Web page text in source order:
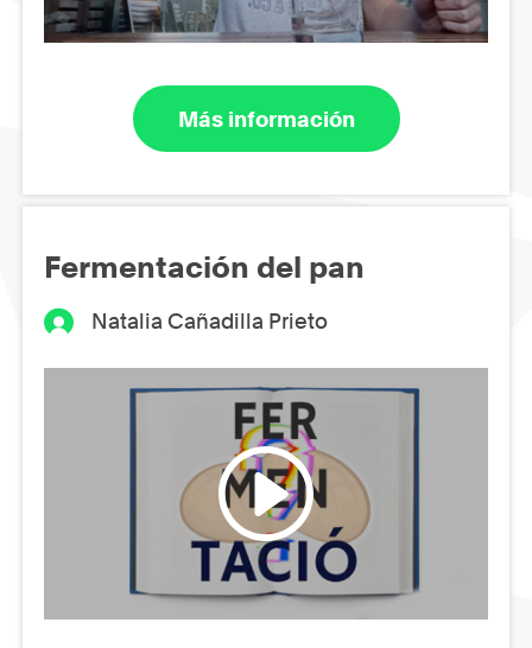
Más información
Fermentación del pan
Natalia Cañadilla Prieto